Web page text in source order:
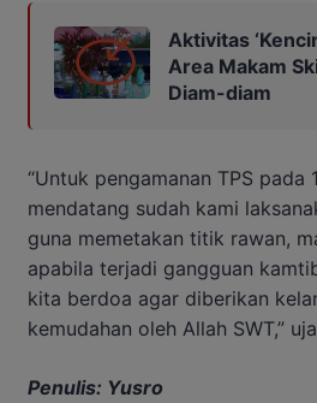
Aktivitas
Area Makam
Diam-diam
“Untuk pengamanan TPS pada
mendatang sudah kami
guna memetakan titik rawan,
apabila terjadi gangguan
kita berdoa agar diberikan
kemudahan oleh Allah SWT,”
Penulis: Yusro